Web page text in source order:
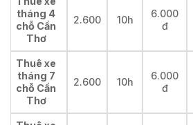
tháng 4
chỗ Cần
Thơ
2.600 10h
6.000
đ
Thuê xe
tháng 7
chỗ Cần
Thơ
2.600 10h
6.000
đ